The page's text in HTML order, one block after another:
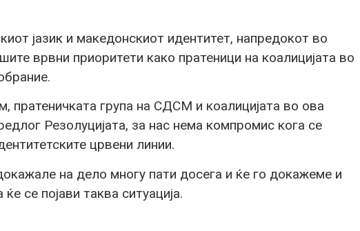
јазик и македонскиот идентитет, напредокот во
врвни приоритети како пратеници на коалицијата во
пратеничката група на СДСМ и коалицијата во ова
Резолуцијата, за нас нема компромис кога се
црвени линии.
на дело многу пати досега и ќе го докажеме и
се појави таква ситуација.